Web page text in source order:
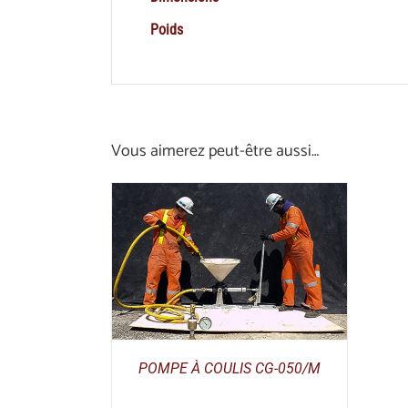
Poids
Vous aimerez peut-être aussi…
POMPE À COULIS CG-050/M